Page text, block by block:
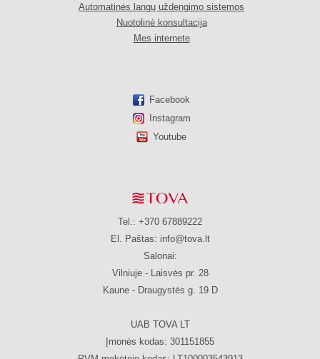
Automatinės langų uždengimo sistemos
Nuotolinė konsultacija
Mes internete
Facebook
Instagram
Youtube
Tel.: +370 67889222
El. Paštas: info@tova.lt
Salonai:
Vilniuje - Laisvės pr. 28
Kaune - Draugystės g. 19 D
UAB TOVA LT
Įmonės kodas: 301151855